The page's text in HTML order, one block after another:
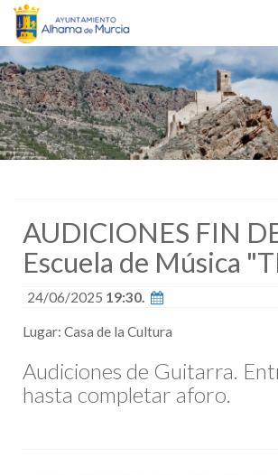
AUDICIONES FIN
Escuela de Música
24/06/2025 19:30.
Lugar: Casa de la Cultura
Audiciones de Guitarra.
hasta completar aforo.